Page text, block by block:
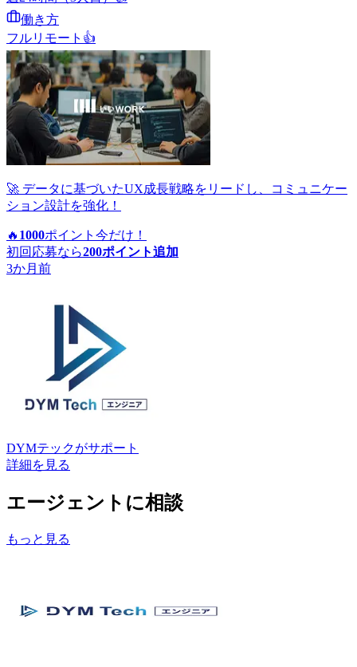
働き方
フルリモート 👍
🚀 データに基づいたUX成長戦略をリードし、コミュニケー
ション設計を強化！
🔥 1000ポイント 今だけ！
初回応募なら200ポイント追加
3か月前
DYMテックがサポート
詳細を見る
エージェントに相談
もっと見る